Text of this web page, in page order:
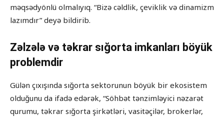
məqsədyönlü olmalıyıq. “Bizə cəldlik, çeviklik və dinamizm
lazımdır” deyə bildirib.
Zəlzələ və təkrar sığorta imkanları böyük
problemdir
Gülən çıxışında sığorta sektorunun böyük bir ekosistem
olduğunu da ifadə edərək, “Söhbət tənzimləyici nəzarət
qurumu, təkrar sığorta şirkətləri, vasitəçilər, brokerlər,